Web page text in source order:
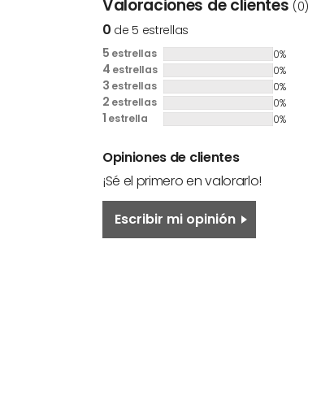
Valoraciones de clientes (0)
0 de 5 estrellas
5 estrellas 0%
4 estrellas 0%
3 estrellas 0%
2 estrellas 0%
1 estrella 0%
Opiniones de clientes
¡Sé el primero en valorarlo!
Escribir mi opinión